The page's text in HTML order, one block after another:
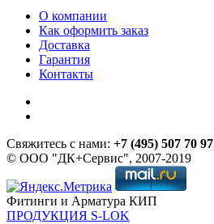
О компании
Как оформить заказ
Доставка
Гарантия
Контакты
Свяжитесь с нами: +7 (495) 507 70 97
© ООО "ДК+Сервис", 2007-2019
Фитинги и Арматура КИП
ПРОДУКЦИЯ S-LOK